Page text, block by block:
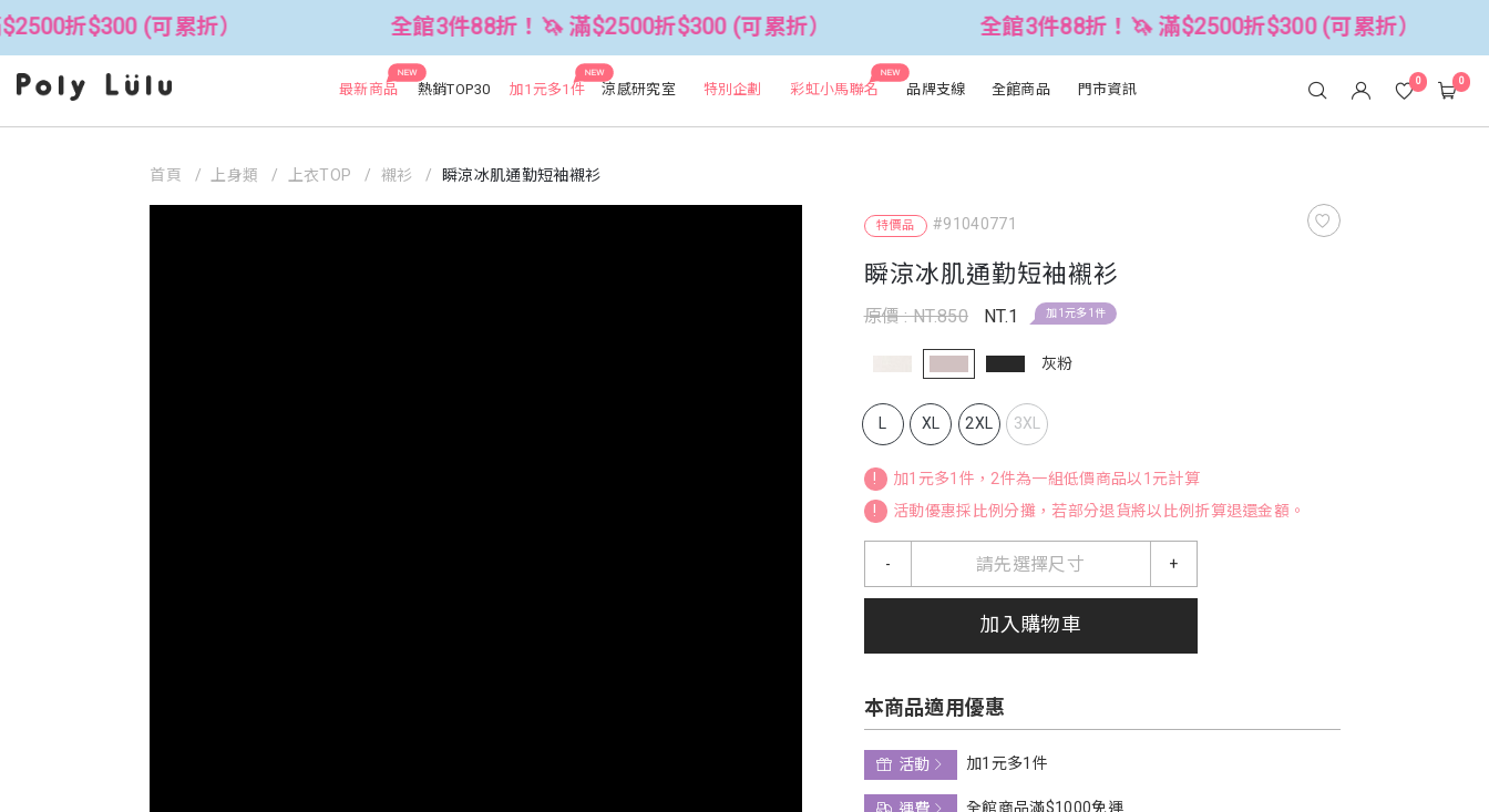
累折） 全館3件88折！🦄 滿$2500折$300 (可累折） 全館3件88折！🦄 滿$2500折$300 (可累折）
NEW
最新商品 熱銷TOP30
NEW
加1元多1件 涼感研究室 特別企劃
NEW
彩虹小馬聯名 品牌支線 全館商品 門市資訊 0 0
特價品 #91040771
瞬涼冰肌通勤短袖襯衫
原價 : NT.850 NT.1 加1元多1件
灰粉
L XL 2XL 3XL
!
加1元多1件，2件為一組低價商品以1元計算
!
活動優惠採比例分攤，若部分退貨將以比例折算退還金額。
請先選擇尺寸
- +
加入購物車
本商品適用優惠
活動
加1元多1件
首頁 上身類 上衣TOP 襯衫 瞬涼冰肌通勤短袖襯衫